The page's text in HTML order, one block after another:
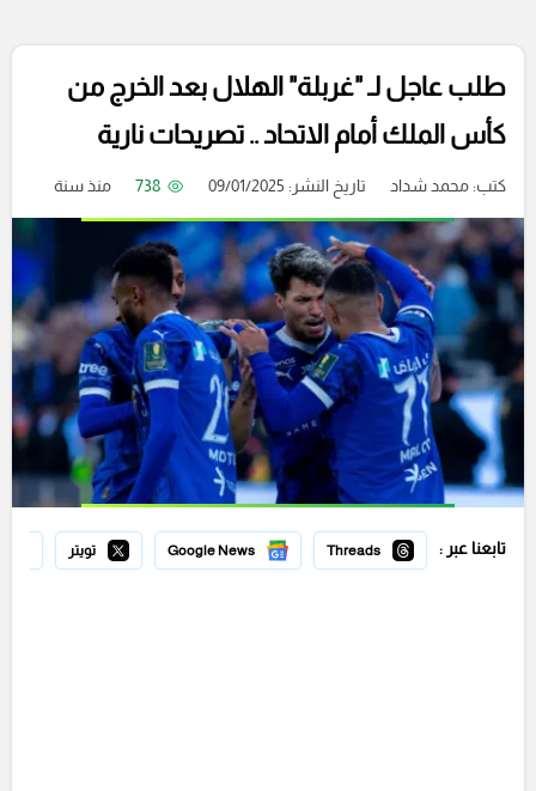
طلب عاجل لـ "غربلة" الهلال بعد الخرج من
كأس الملك أمام الاتحاد .. تصريحات نارية
كتب:محمد شداد تاريخ النشر: 09/01/2025 738 منذ سنة
تابعنا عبر : Threads
Google News تويتر